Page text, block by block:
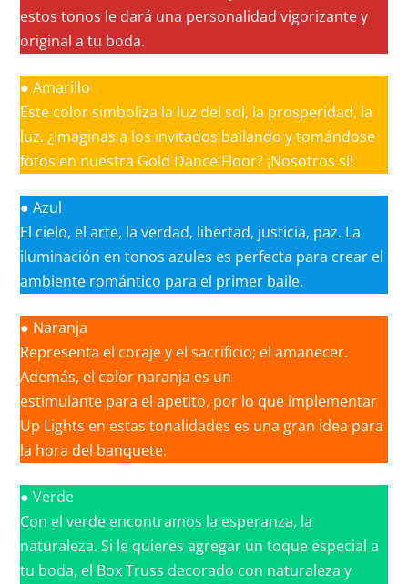
estos tonos le dará una personalidad vigorizante y
original a tu boda.
● Amarillo
Este color simboliza la luz del sol, la prosperidad, la
luz. ¿Imaginas a los invitados bailando y tomándose
fotos en nuestra Gold Dance Floor? ¡Nosotros sí!
● Azul
El cielo, el arte, la verdad, libertad, justicia, paz. La
iluminación en tonos azules es perfecta para crear el
ambiente romántico para el primer baile.
● Naranja
Representa el coraje y el sacrificio; el amanecer.
Además, el color naranja es un
estimulante para el apetito, por lo que implementar
Up Lights en estas tonalidades es una gran idea para
la hora del banquete.
● Verde
Con el verde encontramos la esperanza, la
naturaleza. Si le quieres agregar un toque especial a
tu boda, el Box Truss decorado con naturaleza y